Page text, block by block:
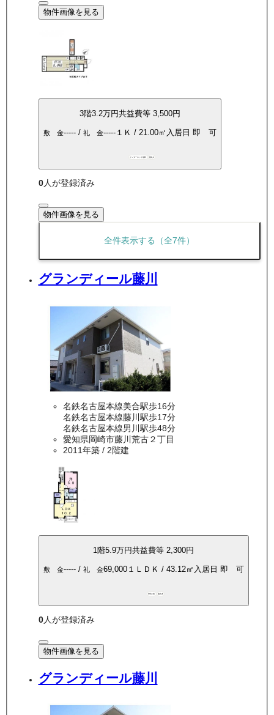
物件画像を見る
3階3.2万円共益費等 3,500円
敷 金-----/ 礼 金-----１Ｋ / 21.00㎡ 入居日 即 可
インターネット無料 敷礼0
0人が登録済み
物件画像を見る
全件表示する（全7件）
グランディール藤川
名鉄名古屋本線美合駅歩16分
名鉄名古屋本線藤川駅歩17分
名鉄名古屋本線男川駅歩48分
愛知県岡崎市藤川荒古２丁目
2011年築/ 2階建
1階5.9万円共益費等 2,300円
敷 金-----/ 礼 金69,000１ＬＤＫ / 43.12㎡ 入居日 即 可
P空き有 南向き
0人が登録済み
物件画像を見る
グランディール藤川